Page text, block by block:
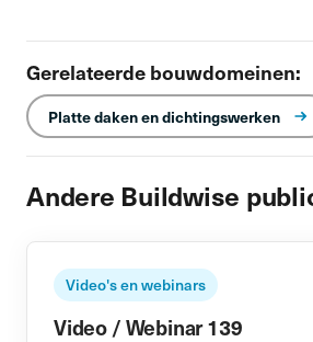
Gerelateerde bouwdomeinen:
Platte daken en dichtingswerken
Andere Buildwise
Video's en webinars
Video / Webinar 139